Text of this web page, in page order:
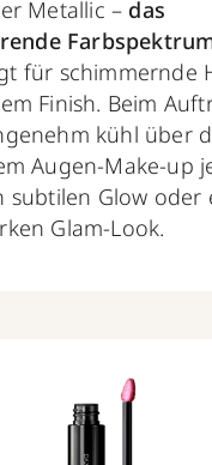
Metallic – das
für schimmernde
Finish. Beim
kühl über
Augen-Make-up
subtilen Glow oder
Glam-Look.